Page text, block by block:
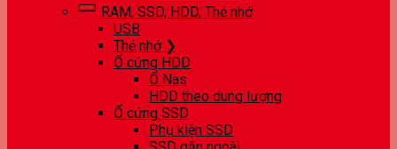
RAM, SSD, HDD, Thẻ nhớ
USB
Thẻ nhớ ❯
Ổ cứng HDD
Ổ Nas
HDD theo dung lượng
Ổ cứng SSD
Phụ kiện SSD